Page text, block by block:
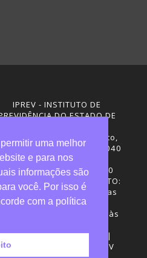
IPREV - INSTITUTO DE
DO ESTADO DE
Rua Visconde de Ouro Preto,
– Centro - CEP: 88020-040
Florianópolis - SC
Telefones: (48) 3665-4600
DE FUNCIONAMENTO:
de Atendimento: das
12h30 às 18h
Sede administrativa: 7h30 às
Desenvolvimento: CIASC |
Gestão do conteúdo: IPREV
uma melhor
e para nos
informações são
você. Por isso é
com a política